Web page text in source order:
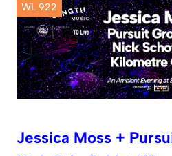
WL 922
Jessica Moss +